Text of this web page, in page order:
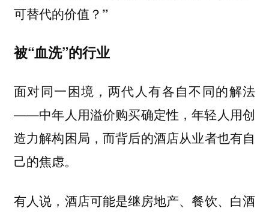
可替代的价值？”
被“血洗”的行业
面对同一困境，两代人有各自不同的解法
——中年人用溢价购买确定性，年轻人用创
造力解构困局，而背后的酒店从业者也有自
己的焦虑。
有人说，酒店可能是继房地产、餐饮、白酒